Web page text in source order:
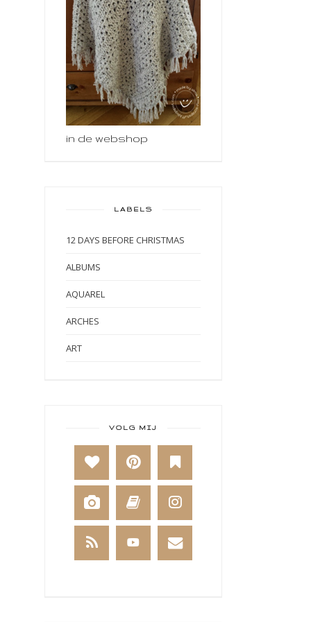
in de webshop
LABELS
12 DAYS BEFORE CHRISTMAS
ALBUMS
AQUAREL
ARCHES
ART
BAKKEN
BEESTENBOEL
BOEKEN
BREIEN
BRUSHO
VOLG MIJ